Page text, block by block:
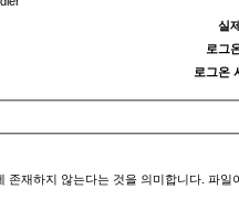
실
로그
로그온
존재하지 않는다는 것을 의미합니다. 파